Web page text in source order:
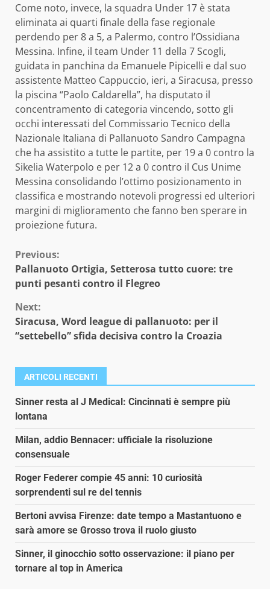
Come noto, invece, la squadra Under 17 è stata
eliminata ai quarti finale della fase regionale
perdendo per 8 a 5, a Palermo, contro l’Ossidiana
Messina. Infine, il team Under 11 della 7 Scogli,
guidata in panchina da Emanuele Pipicelli e dal suo
assistente Matteo Cappuccio, ieri, a Siracusa, presso
la piscina “Paolo Caldarella”, ha disputato il
concentramento di categoria vincendo, sotto gli
occhi interessati del Commissario Tecnico della
Nazionale Italiana di Pallanuoto Sandro Campagna
che ha assistito a tutte le partite, per 19 a 0 contro la
Sikelia Waterpolo e per 12 a 0 contro il Cus Unime
Messina consolidando l’ottimo posizionamento in
classifica e mostrando notevoli progressi ed ulteriori
margini di miglioramento che fanno ben sperare in
proiezione futura.
Continue
Reading
Previous:
Pallanuoto Ortigia, Setterosa tutto cuore: tre
punti pesanti contro il Flegreo
Next:
Siracusa, Word league di pallanuoto: per il
“settebello” sfida decisiva contro la Croazia
ARTICOLI RECENTI
Sinner resta al J Medical: Cincinnati è sempre più
lontana
Milan, addio Bennacer: ufficiale la risoluzione
consensuale
Roger Federer compie 45 anni: 10 curiosità
sorprendenti sul re del tennis
Bertoni avvisa Firenze: date tempo a Mastantuono e
sarà amore se Grosso trova il ruolo giusto
Sinner, il ginocchio sotto osservazione: il piano per
tornare al top in America